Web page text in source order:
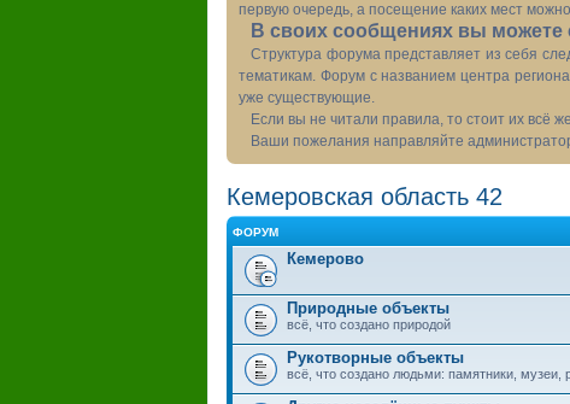
первую очередь, а посещение каких мест
В своих сообщениях вы можете
Структура форума представляет из себя
тематикам. Форум с названием центра
уже существующие.
Если вы не читали правила, то стоит их всё
Ваши пожелания направляйте
Кемеровская область 42
ФОРУМ
Кемерово
Природные объекты
всё, что создано природой
Рукотворные объекты
всё, что создано людьми: памятники, музеи,